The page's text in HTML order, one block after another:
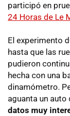
participó en
24 Horas de Le
El experimento
hasta que las
pudieron
hecha con una
dinamómetro.
aguanta un auto
datos muy